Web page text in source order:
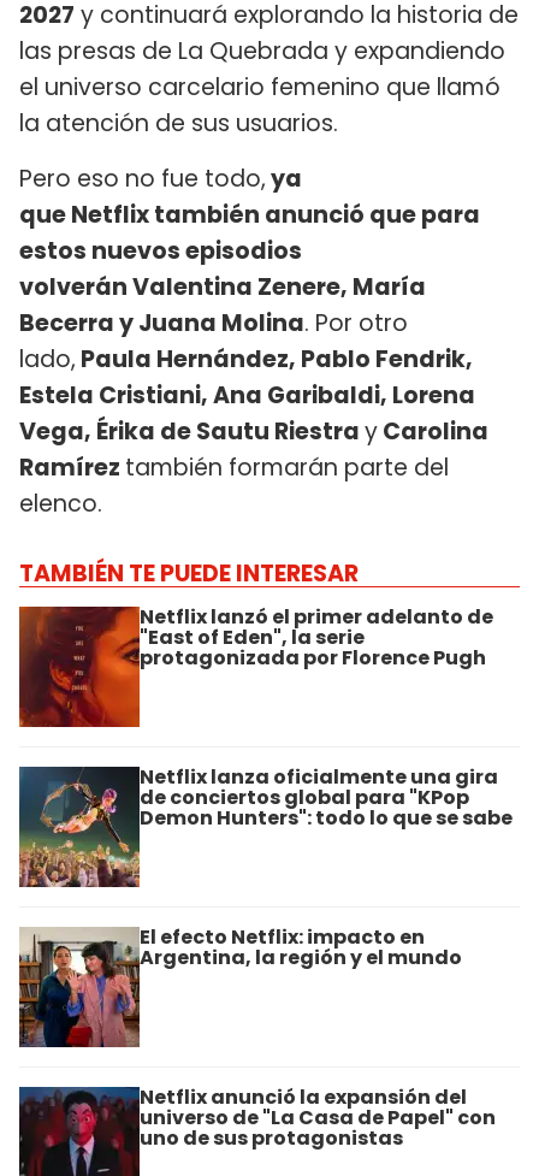
2027 y continuará explorando la historia de
las presas de La Quebrada y expandiendo
el universo carcelario femenino que llamó
la atención de sus usuarios.
Pero eso no fue todo,ya
que Netflix también anunció que para
estos nuevos episodios
volverán Valentina Zenere, María
Becerra y Juana Molina. Por otro
lado, Paula Hernández, Pablo Fendrik,
Estela Cristiani, Ana Garibaldi, Lorena
Vega, Érika de Sautu RiestrayCarolina
Ramírez también formarán parte del
elenco.
TAMBIÉN TE PUEDE INTERESAR
Netflix lanzó el primer adelanto de
"East of Eden", la serie
protagonizada por Florence Pugh
Netflix lanza oficialmente una gira
de conciertos global para "KPop
Demon Hunters": todo lo que se sabe
El efecto Netflix: impacto en
Argentina, la región y el mundo
Netflix anunció la expansión del
universo de "La Casa de Papel" con
uno de sus protagonistas